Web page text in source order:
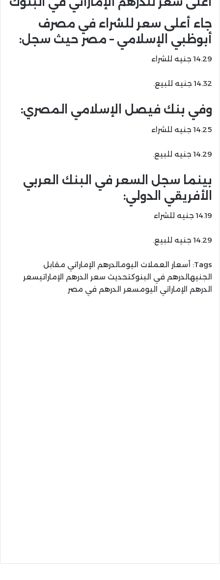
جاء أعلى سعر للشراء في مصرف
أبوظبي الإسلامي – مصر حيث سجل:
14.29 جنيه للشراء
14.32 جنيه للبيع.
وفي بنك فيصل الإسلامي المصري:
14.25 جنيه للشراء
14.29 جنيه للبيع.
بينما سجل السعر في البنك العربي
الأفريقي الدولي:
14.19 جنيه للشراء
14.29 جنيه للبيع.
Tags: أسعار العملات اليومالدرهم الإماراتي مقابل
الجنيهالدرهم في البنوكتحديث سعر الدرهم الإماراتيسعر
الدرهم الإماراتي اليومسعر الدرهم في مصر